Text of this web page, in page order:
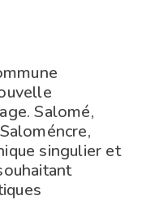
Salomé,
singulier et